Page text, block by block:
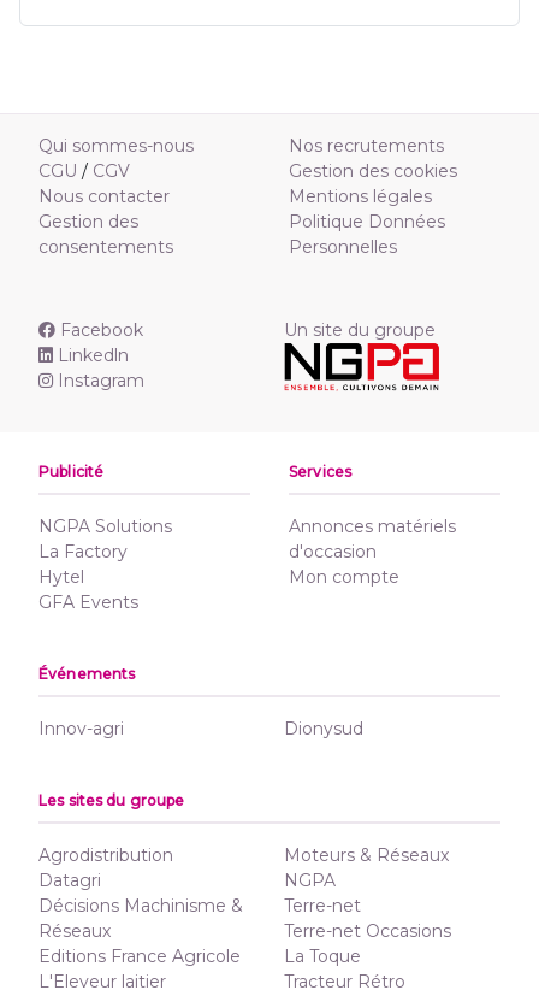
Qui sommes-nous
CGU / CGV
Nous contacter
Gestion des
consentements
Nos recrutements
Gestion des cookies
Mentions légales
Politique Données
Personnelles
Facebook
Linkedln
Instagram
Un site du groupe
Publicité
NGPA Solutions
La Factory
Hytel
GFA Events
Services
Annonces matériels
d'occasion
Mon compte
Événements
Innov-agri Dionysud
Les sites du groupe
Agrodistribution
Datagri
Décisions Machinisme &
Réseaux
Editions France Agricole
L'Eleveur laitier
Moteurs & Réseaux
NGPA
Terre-net
Terre-net Occasions
La Toque
Tracteur Rétro